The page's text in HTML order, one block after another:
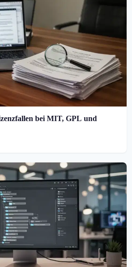
bei MIT, GPL und